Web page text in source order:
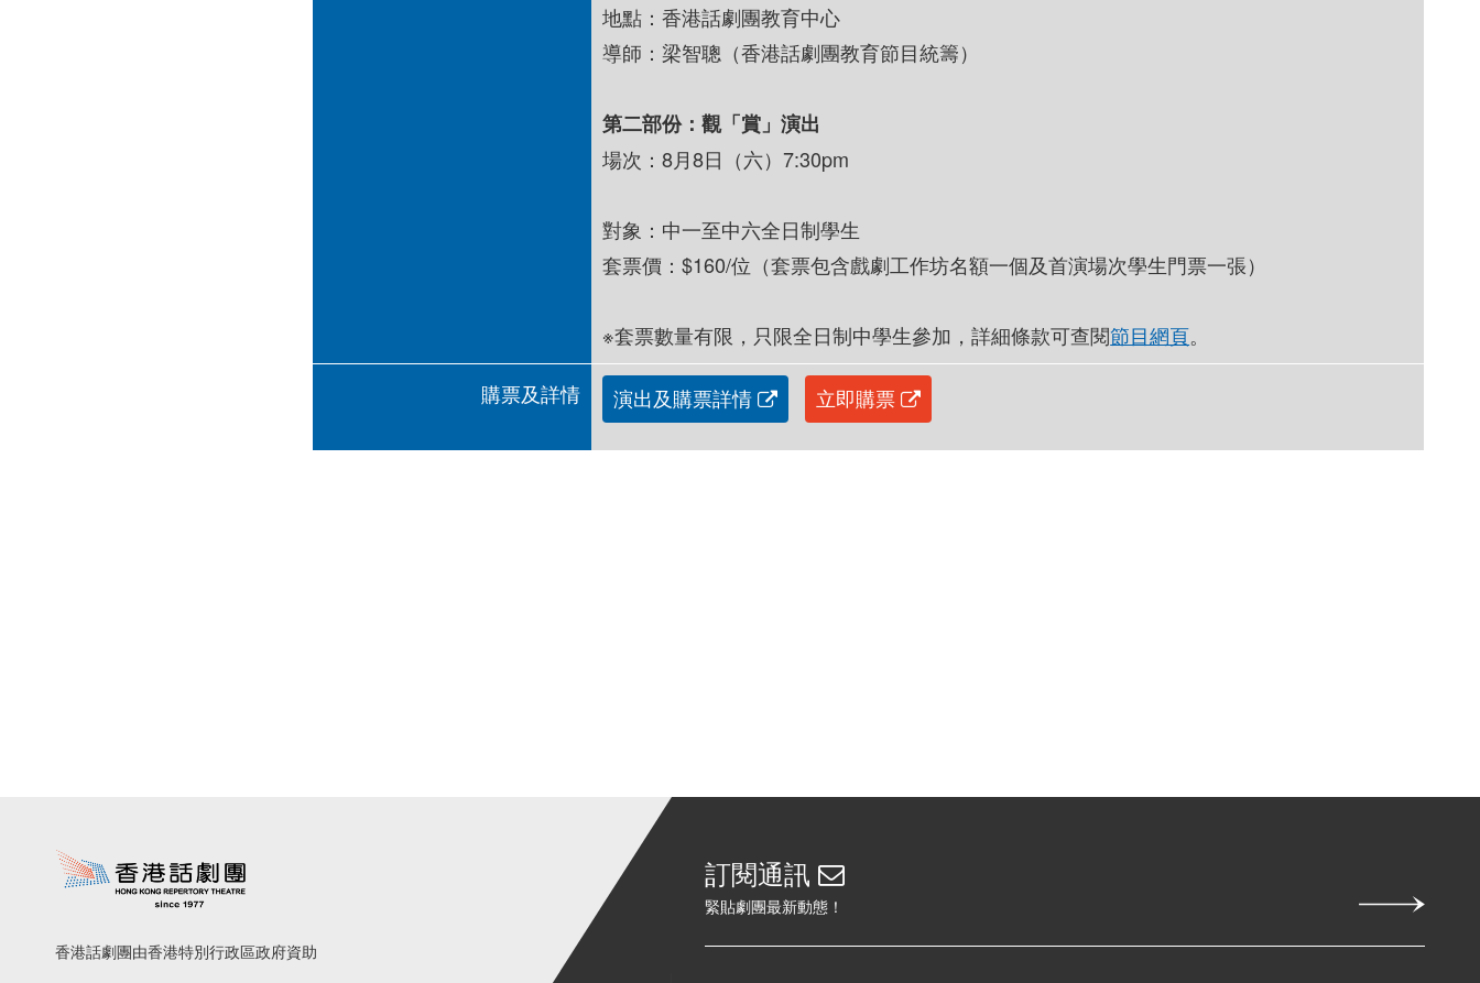
地點：香港話劇團教育中心
導師：梁智聰（香港話劇團教育節目統籌）
第二部份：觀「賞」演出
場次：8月8日（六）7:30pm
對象：中一至中六全日制學生
套票價：$160/位（套票包含戲劇工作坊名額一個及首演場次學生門票一張）
※套票數量有限，只限全日制中學生參加，詳細條款可查閱節目網頁。
購票及詳情 演出及購票詳情 立即購票
香港話劇團由香港特別行政區政府資助
訂閱通訊
緊貼劇團最新動態！